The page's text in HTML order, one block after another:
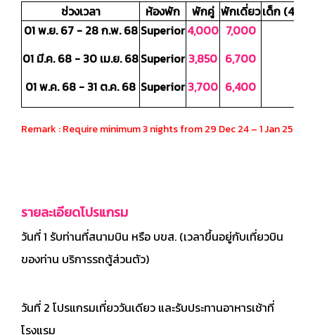
ช่วงเวลา ห้องพัก พักคู่ พักเดี่ยวเด็ก (4-11
01 พ.ย. 67 - 28 ก.พ. 68
01 มี.ค. 68 - 30 เม.ย. 68
01 พ.ค. 68 - 31 ต.ค. 68
Superior
Superior
Superior
4,000
3,850
3,700
7,000
6,700
6,400
Remark : Require minimum 3 nights from 29 Dec 24 – 1 Jan 25
รายละเอียดโปรแกรม
วันที่ 1 รับท่านที่สนามบิน หรือ บขส. (เวลาขึ้นอยู่กับเที่ยวบิน
ของท่าน บริการรถตู้ส่วนตัว)
วันที่ 2 โปรแกรมเที่ยววันเดียว และรับประทานอาหารเช้าที่
โรงแรม